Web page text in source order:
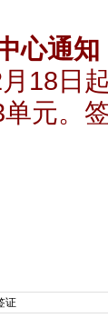
心通知
18日
元。
证